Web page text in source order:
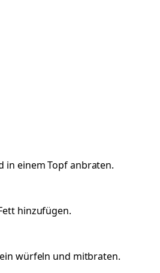
in einem Topf anbraten.
hinzufügen.
würfeln und mitbraten.